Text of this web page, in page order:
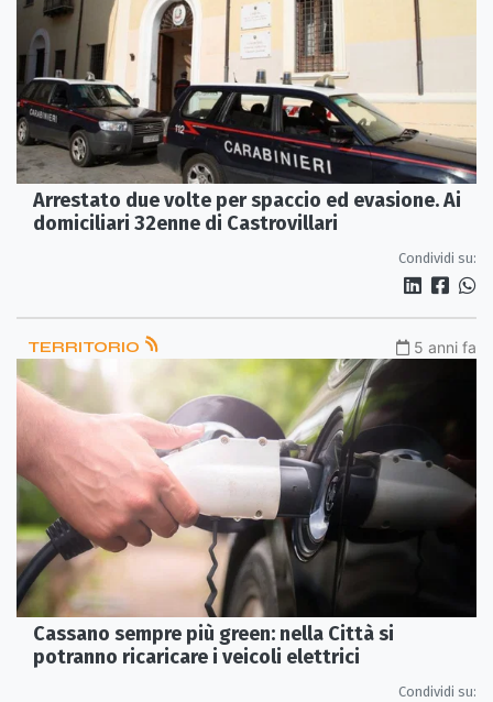
Arrestato due volte per spaccio ed evasione. Ai
domiciliari 32enne di Castrovillari
Condividi su:
TERRITORIO 5 anni fa
Cassano sempre più green: nella Città si
potranno ricaricare i veicoli elettrici
Condividi su: